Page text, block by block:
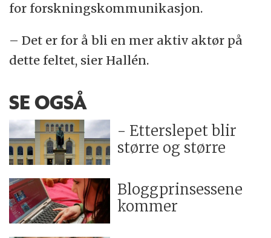
for forskningskommunikasjon.
– Det er for å bli en mer aktiv aktør på
dette feltet, sier Hallén.
SE OGSÅ
- Etterslepet blir
større og større
Bloggprinsessene
kommer